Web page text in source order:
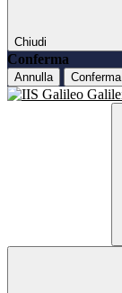
Chiudi
Conferma
Annulla Conferma